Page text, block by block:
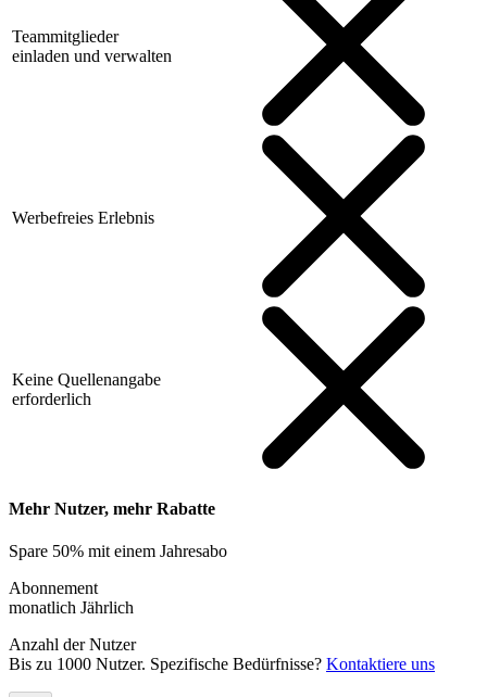
Teammitglieder
einladen und verwalten
Werbefreies Erlebnis
Keine Quellenangabe
erforderlich
Mehr Nutzer, mehr Rabatte
Spare 50% mit einem Jahresabo
Abonnement
monatlich Jährlich
Anzahl der Nutzer
Bis zu 1000 Nutzer. Spezifische Bedürfnisse? Kontaktiere uns